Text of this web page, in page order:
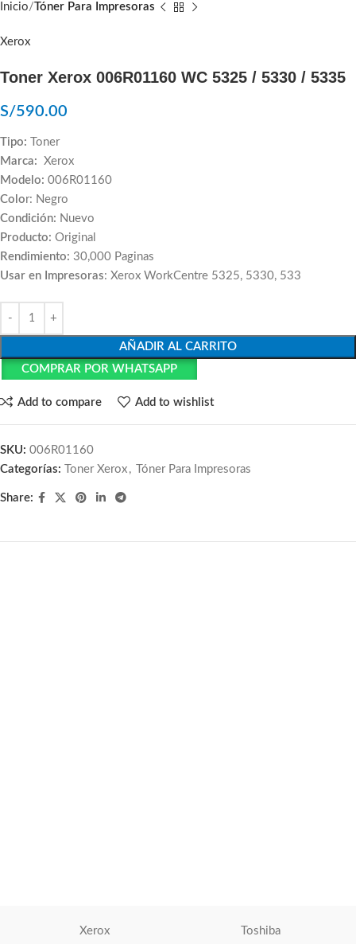
Inicio Tóner Para Impresoras
Xerox
Toner Xerox 006R01160 WC 5325 / 5330 / 5335
S/590.00
Tipo: Toner
Marca: Xerox
Modelo: 006R01160
Color: Negro
Condición: Nuevo
Producto: Original
Rendimiento: 30,000 Paginas
Usar en Impresoras: Xerox WorkCentre 5325, 5330, 533
AÑADIR AL CARRITO
COMPRAR POR WHATSAPP
Add to compare Add to wishlist
SKU: 006R01160
Categorías:
Toner Xerox , Tóner Para Impresoras
Share:
Xerox Toshiba